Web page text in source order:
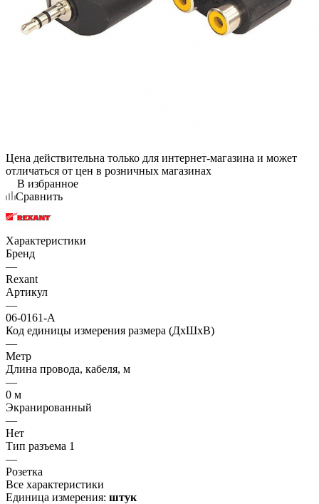
Цена действительна только для интернет-магазина и может
отличаться от цен в розничных магазинах
В избранное
Сравнить
Характеристики
Бренд
—
Rexant
Артикул
—
06-0161-A
Код единицы измерения размера (ДхШхВ)
—
Метр
Длина провода, кабеля, м
—
0 м
Экранированный
—
Нет
Тип разъема 1
—
Розетка
Все характеристики
Единица измерения: штук